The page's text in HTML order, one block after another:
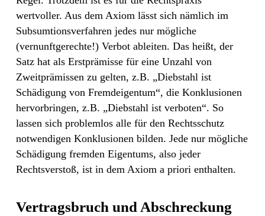
wertvoller. Aus dem Axiom lässt sich nämlich im
Subsumtionsverfahren jedes nur mögliche
(vernunftgerechte!) Verbot ableiten. Das heißt, der
Satz hat als Erstprämisse für eine Unzahl von
Zweitprämissen zu gelten, z.B. „Diebstahl ist
Schädigung von Fremdeigentum“, die Konklusionen
hervorbringen, z.B. „Diebstahl ist verboten“. So
lassen sich problemlos alle für den Rechtsschutz
notwendigen Konklusionen bilden. Jede nur mögliche
Schädigung fremden Eigentums, also jeder
Rechtsverstoß, ist in dem Axiom a priori enthalten.
Vertragsbruch und Abschreckung